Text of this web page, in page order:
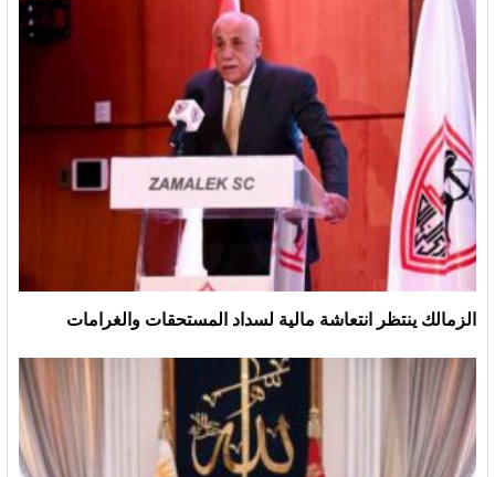
الزمالك ينتظر انتعاشة مالية لسداد المستحقات والغرامات